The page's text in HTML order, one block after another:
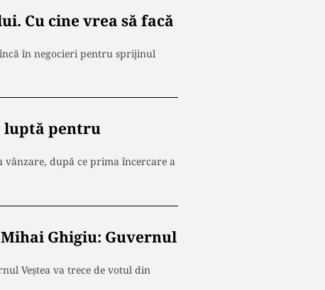
Cu cine vrea să facă
în negocieri pentru sprijinul
luptă pentru
după ce prima încercare a
Ghigiu: Guvernul
Veștea va trece de votul din